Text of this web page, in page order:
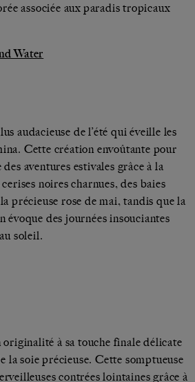
associée aux paradis tropicaux
Water
audacieuse de l’été qui éveille les
Cette création envoûtante pour
aventures estivales grâce à la
noires charnues, des baies
précieuse rose de mai, tandis que la
évoque des journées insouciantes
soleil.
à sa touche finale délicate
la soie précieuse. Cette somptueuse
contrées lointaines grâce à